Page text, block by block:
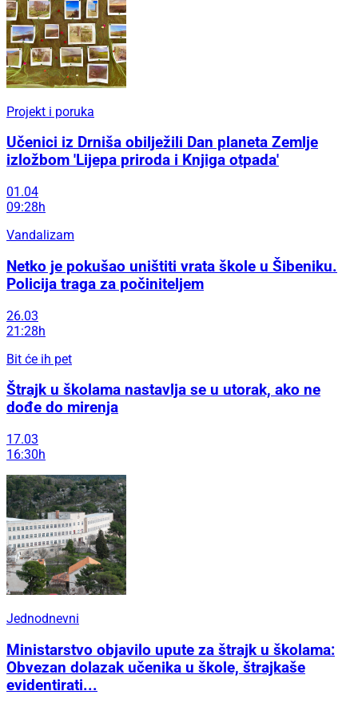
Projekt i poruka
Učenici iz Drniša obilježili Dan planeta Zemlje
izložbom 'Lijepa priroda i Knjiga otpada'
01.04
09:28h
Vandalizam
Netko je pokušao uništiti vrata škole u Šibeniku.
Policija traga za počiniteljem
26.03
21:28h
Bit će ih pet
Štrajk u školama nastavlja se u utorak, ako ne
dođe do mirenja
17.03
16:30h
Jednodnevni
Ministarstvo objavilo upute za štrajk u školama:
Obvezan dolazak učenika u škole, štrajkaše
evidentirati...